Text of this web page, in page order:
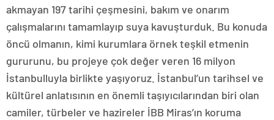
akmayan 197 tarihi çeşmesini, bakım ve onarım
çalışmalarını tamamlayıp suya kavuşturduk. Bu konuda
öncü olmanın, kimi kurumlara örnek teşkil etmenin
gururunu, bu projeye çok değer veren 16 milyon
İstanbulluyla birlikte yaşıyoruz. İstanbul’un tarihsel ve
kültürel anlatısının en önemli taşıyıcılarından biri olan
camiler, türbeler ve hazireler İBB Miras’ın koruma